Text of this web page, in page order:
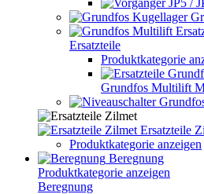
Ersatzteile
Produktkategorie
Grundfos Multilift
Ersatzteile
Produktkategorie anzeigen
Beregnung
Produktkategorie anzeigen
Beregnung